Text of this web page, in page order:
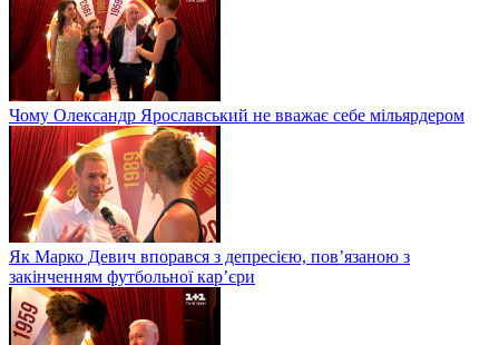
Чому Олександр Ярославський не вважає себе мільярдером
Як Марко Девич впорався з депресією, пов’язаною з
закінченням футбольної кар’єри